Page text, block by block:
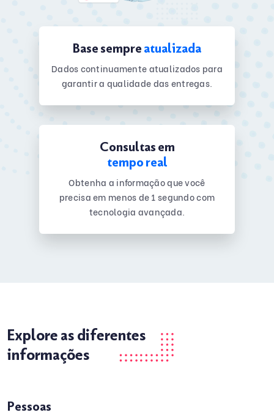
Base sempre atualizada
Dados continuamente atualizados para
garantir a qualidade das entregas.
Consultas em
tempo real
Obtenha a informação que você
precisa em menos de 1 segundo com
tecnologia avançada.
Pessoas
Explore as diferentes
informações